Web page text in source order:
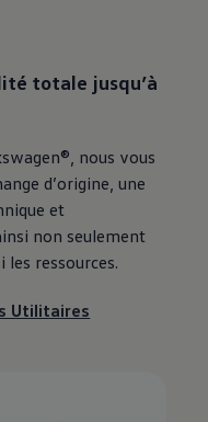
totale jusqu’à
nous vous
d’origine, une
et
non seulement
ressources.
Utilitaires